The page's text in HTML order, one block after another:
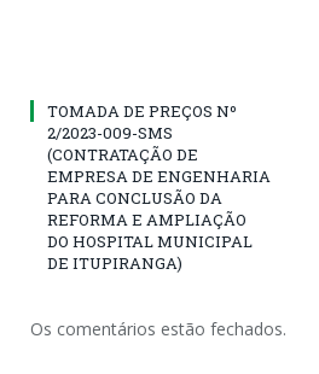
TOMADA DE PREÇOS Nº
2/2023-009-SMS
(CONTRATAÇÃO DE
EMPRESA DE ENGENHARIA
PARA CONCLUSÃO DA
REFORMA E AMPLIAÇÃO
DO HOSPITAL MUNICIPAL
DE ITUPIRANGA)
Os comentários estão fechados.